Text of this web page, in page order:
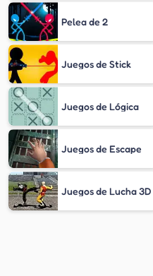
Pelea de 2
Juegos de Stick
Juegos de Lógica
Juegos de Escape
Juegos de Lucha 3D